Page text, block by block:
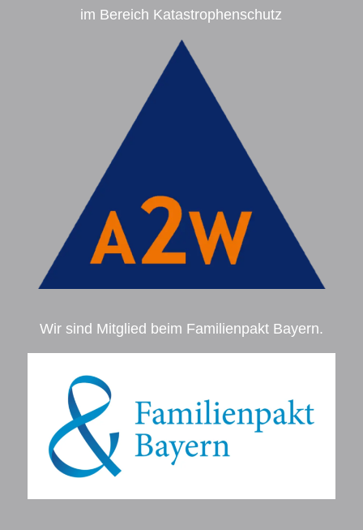
im Bereich Katastrophenschutz
Wir sind Mitglied beim Familienpakt Bayern.